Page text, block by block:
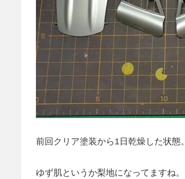
前回クリア塗装から1日乾燥した状態。
ゆず肌というか梨地になってますね。